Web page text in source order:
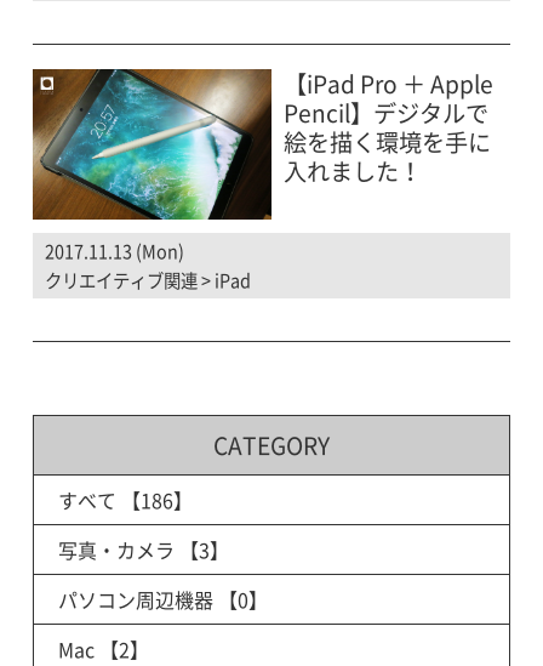
【iPad Pro ＋ Apple
Pencil】デジタルで
絵を描く環境を手に
入れました！
2017.11.13 (Mon)
クリエイティブ関連>iPad
CATEGORY
すべて 【186】
写真・カメラ 【3】
パソコン周辺機器 【0】
Mac 【2】